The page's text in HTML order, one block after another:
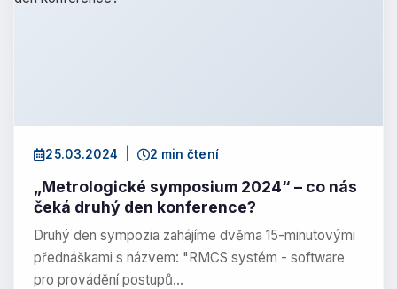
25.03.2024 2 min čtení
„Metrologické symposium 2024“ – co nás
čeká druhý den konference?
Druhý den sympozia zahájíme dvěma 15-minutovými
přednáškami s názvem: "RMCS systém - software
pro provádění postupů…